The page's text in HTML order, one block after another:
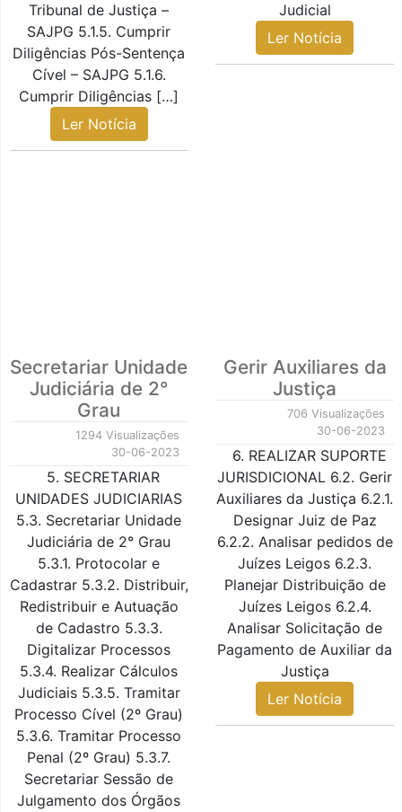
Tribunal de Justiça –
SAJPG 5.1.5. Cumprir
Diligências Pós-Sentença
Cível – SAJPG 5.1.6.
Cumprir Diligências […]
Ler Notícia
Judicial
Ler Notícia
Secretariar Unidade
Judiciária de 2°
Grau
1294 Visualizações
30-06-2023
5. SECRETARIAR
UNIDADES JUDICIARIAS
5.3. Secretariar Unidade
Judiciária de 2° Grau
5.3.1. Protocolar e
Cadastrar 5.3.2. Distribuir,
Redistribuir e Autuação
de Cadastro 5.3.3.
Digitalizar Processos
5.3.4. Realizar Cálculos
Judiciais 5.3.5. Tramitar
Processo Cível (2º Grau)
5.3.6. Tramitar Processo
Penal (2º Grau) 5.3.7.
Secretariar Sessão de
Julgamento dos Órgãos
Gerir Auxiliares da
Justiça
706 Visualizações
30-06-2023
6. REALIZAR SUPORTE
JURISDICIONAL 6.2. Gerir
Auxiliares da Justiça 6.2.1.
Designar Juiz de Paz
6.2.2. Analisar pedidos de
Juízes Leigos 6.2.3.
Planejar Distribuição de
Juízes Leigos 6.2.4.
Analisar Solicitação de
Pagamento de Auxiliar da
Justiça
Ler Notícia